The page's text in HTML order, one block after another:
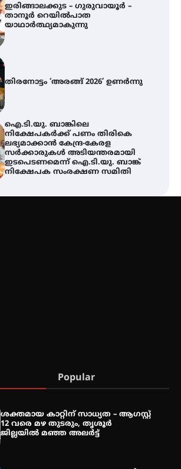
തിരനോട്ടം ‘അരങ്ങ് 2026’ ഉണർന്നു
നിക്ഷേപകർക്ക് പണം തിരികെ
ലഭ്യമാക്കാൻ കേന്ദ്ര-കേരള
സർക്കാരുകൾ അടിയന്തരമായി
ഇടപെടണമെന്ന് ഐ.ടി.യു. ബാങ്ക്
നിക്ഷേപക സംരക്ഷണ സമിതി
യൂത്ത് കോൺഗ്രസ്‌ സ്ഥാപക ദിനം
– ഇരിങ്ങാലക്കുടയിൽ
ലഹരിവിരുദ്ധ പ്രതിജ്ഞയെടുത്ത്
യൂത്ത് കോൺഗ്രസ്
തിരനോട്ടം ‘അരങ്ങ് 2026’ ഉണർന്നു
Popular
ശക്തമായ കാറ്റിന് സാധ്യത – ആഗസ്റ്റ്
12 വരെ മഴ തുടരും, തൃശൂർ
ജില്ലയിൽ മഞ്ഞ അലർട്ട്